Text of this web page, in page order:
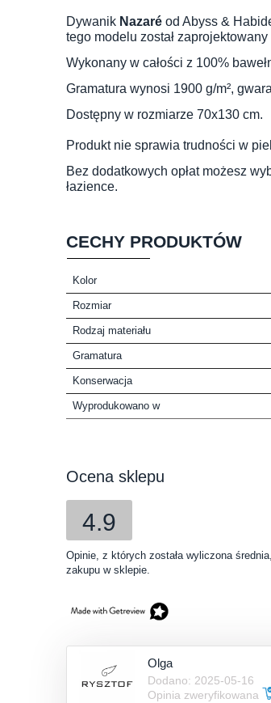
Dywanik Nazaré od Abyss &
tego modelu został
Wykonany w całości z 100%
Gramatura wynosi 1900 g/m²,
Dostępny w rozmiarze 70x130 cm.
Produkt nie sprawia trudności w
Bez dodatkowych opłat możesz
łazience.
CECHY PRODUKTÓW
Kolor
Rozmiar
Rodzaj materiału
Gramatura
Konserwacja
Wyprodukowano w
Ocena sklepu
4.9
Opinie, z których została wyliczona
zakupu w sklepie.
Olga
Dodano: 2025-05-16
Opinia zweryfikowana